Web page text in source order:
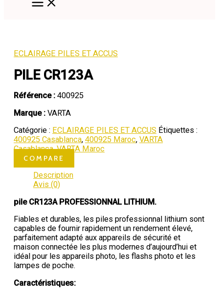
ECLAIRAGE PILES ET ACCUS
PILE CR123A
Référence : 400925
Marque : VARTA
Catégorie : ECLAIRAGE PILES ET ACCUS Étiquettes :
400925 Casablanca, 400925 Maroc, VARTA
Casablanca,VARTA Maroc
COMPARE
Description
Avis (0)
pile CR123A PROFESSIONNAL LITHIUM.
Fiables et durables, les piles professionnal lithium sont
capables de fournir rapidement un rendement élevé,
parfaitement adapté aux appareils de sécurité et
maison connectée les plus modernes d’aujourd’hui et
idéal pour les appareils photo, les flashs photo et les
lampes de poche.
Caractéristiques: